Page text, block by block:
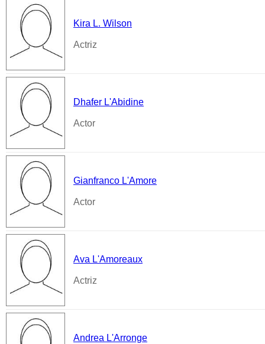
Kira L. Wilson
Actriz
Dhafer L'Abidine
Actor
Gianfranco L'Amore
Actor
Ava L'Amoreaux
Actriz
Andrea L'Arronge